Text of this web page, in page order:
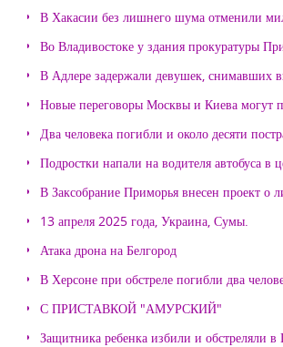
В Хакасии без лишнего шума отменили
Во Владивостоке у здания прокуратуры
В Адлере задержали девушек, снимавших
Новые переговоры Москвы и Киева могут
Два человека погибли и около десяти
Подростки напали на водителя автобуса в
В Заксобрание Приморья внесен проект о
13 апреля 2025 года, Украина, Сумы.
Атака дрона на Белгород
В Херсоне при обстреле погибли два
С ПРИСТАВКОЙ "АМУРСКИЙ"
Защитника ребенка избили и обстреляли